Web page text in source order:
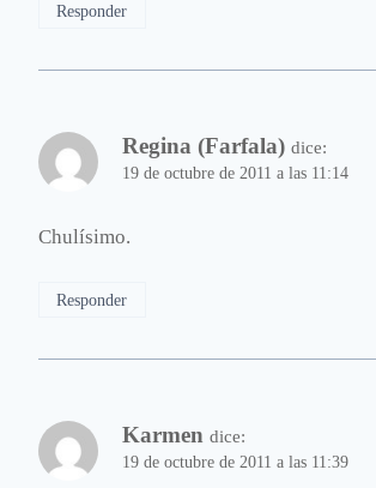
Responder
Regina (Farfala) dice:
19 de octubre de 2011 a las 11:14
Chulísimo.
Responder
Karmen dice:
19 de octubre de 2011 a las 11:39